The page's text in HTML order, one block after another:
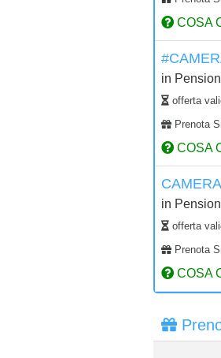
COSA
in
offerta
Prenota
COSA
in
offerta
Prenota
COSA